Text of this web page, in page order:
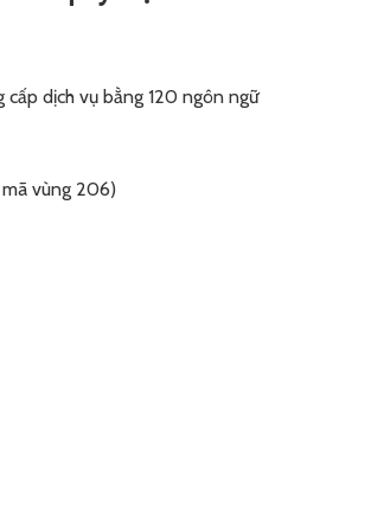
dịch vụ bằng 120 ngôn ngữ
vùng 206)